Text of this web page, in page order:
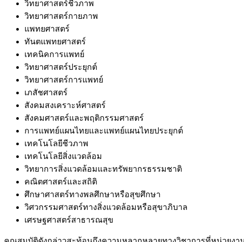
วิทยาศาสตร์ชีวภาพ
วิทยาศาสตร์กายภาพ
แพทยศาสตร์
ทันตแพทยศาสตร์
เทคนิคการแพทย์
วิทยาศาสตร์ประยุกต์
วิทยาศาสตร์การแพทย์
เภสัชศาสตร์
สังคมสงเคราะห์ศาสตร์
สังคมศาสตร์และพฤติกรรมศาสตร์
การแพทย์แผนไทยและแพทย์แผนไทยประยุกต์
เทคโนโลยีชีวภาพ
เทคโนโลยีสิ่งแวดล้อม
วิทยาการสิ่งแวดล้อมและทรัพยากรธรรมชาติ
คณิตศาสตร์และสถิติ
ศึกษาศาสตร์ทางพลศึกษาหรือสุขศึกษา
วิศวกรรมศาสตร์ทางสิ่งแวดล้อมหรือสุขาภิบาล
เศรษฐศาสตร์สาธารณสุข